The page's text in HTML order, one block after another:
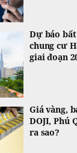
Dự báo
chung cư
giai đoạn
Giá vàng,
DOJI, Phú
ra sao?